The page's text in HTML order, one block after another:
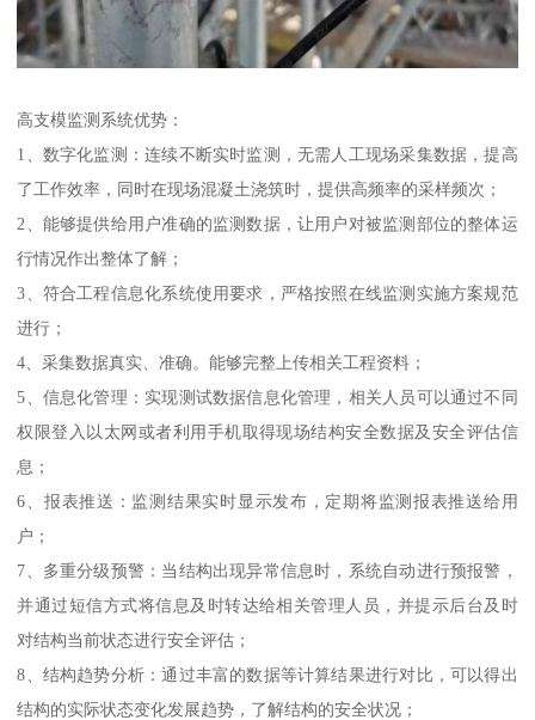
高支模监测系统优势：
1、数字化监测：连续不断实时监测，无需人工现场采集数据，提高
了工作效率，同时在现场混凝土浇筑时，提供高频率的采样频次；
2、能够提供给用户准确的监测数据，让用户对被监测部位的整体运
行情况作出整体了解；
3、符合工程信息化系统使用要求，严格按照在线监测实施方案规范
进行；
4、采集数据真实、准确。能够完整上传相关工程资料；
5、信息化管理：实现测试数据信息化管理，相关人员可以通过不同
权限登入以太网或者利用手机取得现场结构安全数据及安全评估信
息；
6、报表推送：监测结果实时显示发布，定期将监测报表推送给用
户；
7、多重分级预警：当结构出现异常信息时，系统自动进行预报警，
并通过短信方式将信息及时转达给相关管理人员，并提示后台及时
对结构当前状态进行安全评估；
8、结构趋势分析：通过丰富的数据等计算结果进行对比，可以得出
结构的实际状态变化发展趋势，了解结构的安全状况；